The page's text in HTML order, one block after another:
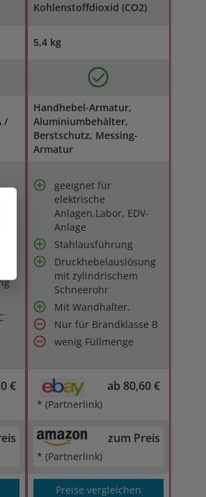
Kohlenstoffdioxid (CO2)
5,4 kg
/
Handhebel-Armatur,
Aluminiumbehälter,
Berstschutz, Messing-
Armatur
geeignet für
elektrische
Anlagen,Labor, EDV-
Anlage
Stahlausführung
Druckhebelauslösung
mit zylindrischem
Schneerohr
Mit Wandhalter.
Nur für Brandklasse B
wenig Füllmenge
€ ab 80,60 €
* (Partnerlink)
zum Preis
* (Partnerlink)
Preise vergleichen